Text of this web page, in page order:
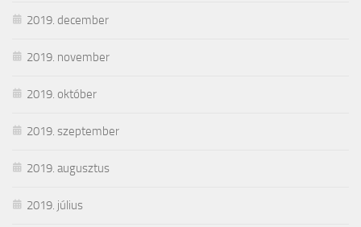
2019. december
2019. november
2019. október
2019. szeptember
2019. augusztus
2019. július